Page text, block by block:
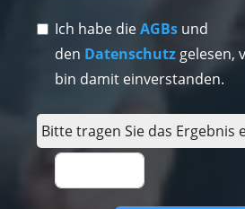
Ich habe dieAGBs und
den Datenschutzgelesen,
bin damit einverstanden.
Bitte tragen Sie das Ergebnis